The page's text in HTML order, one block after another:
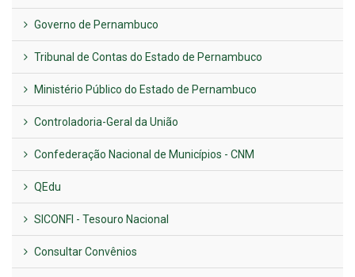
Governo de Pernambuco
Tribunal de Contas do Estado de Pernambuco
Ministério Público do Estado de Pernambuco
Controladoria-Geral da União
Confederação Nacional de Municípios - CNM
QEdu
SICONFI - Tesouro Nacional
Consultar Convênios